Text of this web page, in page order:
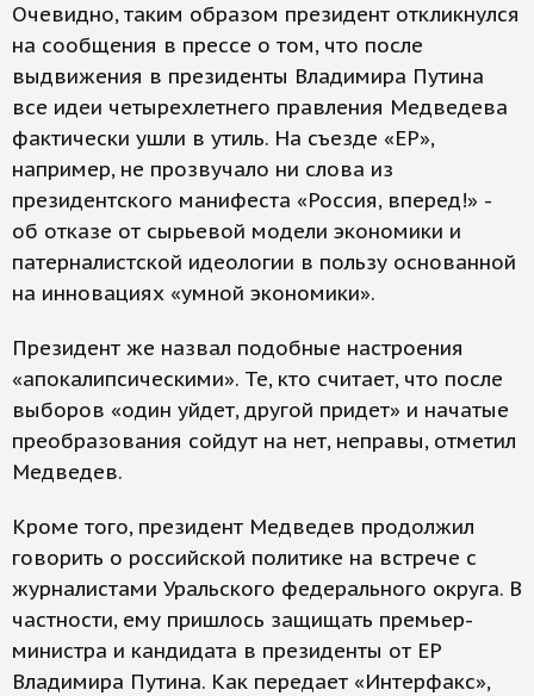
Очевидно, таким образом президент откликнулся
на сообщения в прессе о том, что после
выдвижения в президенты Владимира Путина
все идеи четырехлетнего правления Медведева
фактически ушли в утиль. На съезде «ЕР»,
например, не прозвучало ни слова из
президентского манифеста «Россия, вперед!» -
об отказе от сырьевой модели экономики и
патерналистской идеологии в пользу основанной
на инновациях «умной экономики».
Президент же назвал подобные настроения
«апокалипсическими». Те, кто считает, что после
выборов «один уйдет, другой придет» и начатые
преобразования сойдут на нет, неправы, отметил
Медведев.
Кроме того, президент Медведев продолжил
говорить о российской политике на встрече с
журналистами Уральского федерального округа. В
частности, ему пришлось защищать премьер-
министра и кандидата в президенты от ЕР
Владимира Путина. Как передает «Интерфакс»,